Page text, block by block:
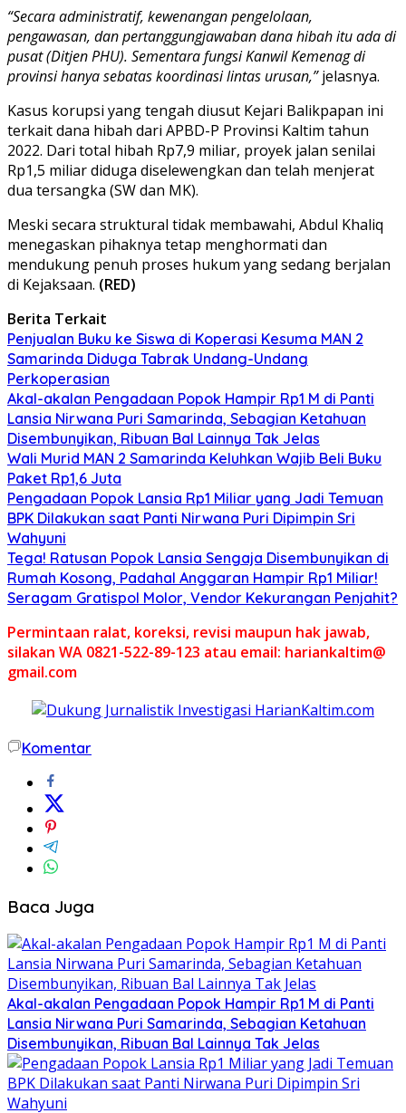
“Secara administratif, kewenangan pengelolaan,
pengawasan, dan pertanggungjawaban dana hibah itu ada di
pusat (Ditjen PHU). Sementara fungsi Kanwil Kemenag di
provinsi hanya sebatas koordinasi lintas urusan,”jelasnya.
Kasus korupsi yang tengah diusut Kejari Balikpapan ini
terkait dana hibah dari APBD-P Provinsi Kaltim tahun
2022. Dari total hibah Rp7,9 miliar, proyek jalan senilai
Rp1,5 miliar diduga diselewengkan dan telah menjerat
dua tersangka (SW dan MK).
Meski secara struktural tidak membawahi, Abdul Khaliq
menegaskan pihaknya tetap menghormati dan
mendukung penuh proses hukum yang sedang berjalan
di Kejaksaan. (RED)
Berita Terkait
Penjualan Buku ke Siswa di Koperasi Kesuma MAN 2
Samarinda Diduga Tabrak Undang-Undang
Perkoperasian
Akal-akalan Pengadaan Popok Hampir Rp1 M di Panti
Lansia Nirwana Puri Samarinda, Sebagian Ketahuan
Disembunyikan, Ribuan Bal Lainnya Tak Jelas
Wali Murid MAN 2 Samarinda Keluhkan Wajib Beli Buku
Paket Rp1,6 Juta
Pengadaan Popok Lansia Rp1 Miliar yang Jadi Temuan
BPK Dilakukan saat Panti Nirwana Puri Dipimpin Sri
Wahyuni
Tega! Ratusan Popok Lansia Sengaja Disembunyikan di
Rumah Kosong, Padahal Anggaran Hampir Rp1 Miliar!
Seragam Gratispol Molor, Vendor Kekurangan Penjahit?
Permintaan ralat, koreksi, revisi maupun hak jawab,
silakan WA 0821-522-89-123 atau email: hariankaltim@
gmail.com
Komentar
Baca Juga
Akal-akalan Pengadaan Popok Hampir Rp1 M di Panti
Lansia Nirwana Puri Samarinda, Sebagian Ketahuan
Disembunyikan, Ribuan Bal Lainnya Tak Jelas